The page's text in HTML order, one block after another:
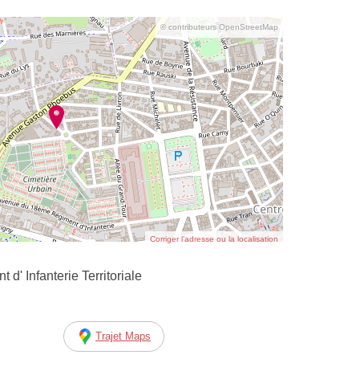
© contributeurs OpenStreetMap
Corriger l’adresse ou la localisation
d' Infanterie Territoriale
Trajet Maps